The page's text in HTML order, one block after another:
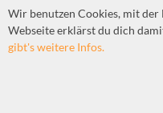
Mastodon
Wir benutzen Cookies, mit der
Webseite erklärst du dich
gibt's weitere Infos.